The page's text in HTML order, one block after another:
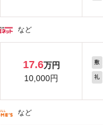
など
17.6万円
10,000円
敷
礼
など